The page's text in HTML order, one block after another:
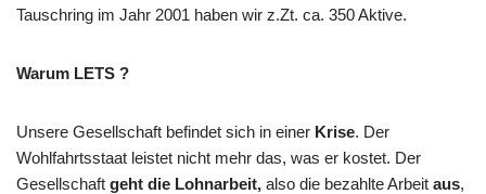
Tauschring im Jahr 2001 haben wir z.Zt. ca. 350 Aktive.
Warum LETS ?
Unsere Gesellschaft befindet sich in einer Krise. Der
Wohlfahrtsstaat leistet nicht mehr das, was er kostet. Der
Gesellschaft geht die Lohnarbeit, also die bezahlte Arbeit aus,